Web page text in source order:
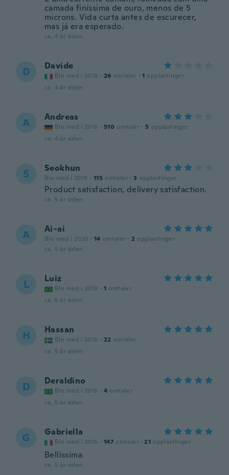
camada finíssima de ouro, menos de 5
microns. Vida curta antes de escurecer,
mas já era esperado.
ca. 4 år siden
D Davide
Ble med i 2018 · 26 omtaler · 1 opplastinger
ca. 4 år siden
A Andreas
Ble med i 2018 · 510 omtaler · 5 opplastinger
ca. 4 år siden
S Seokhun
Ble med i 2019 · 115 omtaler · 3 opplastinger
Product satisfaction, delivery satisfaction.
ca. 5 år siden
A Ai-ai
Ble med i 2020 · 14 omtaler · 2 opplastinger
ca. 5 år siden
L Luiz
Ble med i 2019 · 1 omtaler
ca. 5 år siden
H Hassan
Ble med i 2016 · 22 omtaler
ca. 5 år siden
D Deraldino
Ble med i 2018 · 4 omtaler
ca. 5 år siden
G Gabriella
Ble med i 2016 · 147 omtaler · 21 opplastinger
Bellissima
ca. 5 år siden